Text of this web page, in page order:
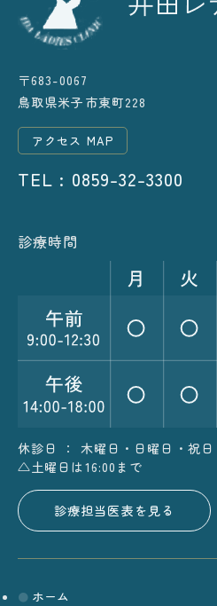
〒683-0067
鳥取県米子市東町228
アクセス MAP
TEL : 0859-32-3300
診療時間
休診日 ： 木曜日・日曜日・祝日
△土曜日は16:00まで
診療担当医表を見る
ホーム